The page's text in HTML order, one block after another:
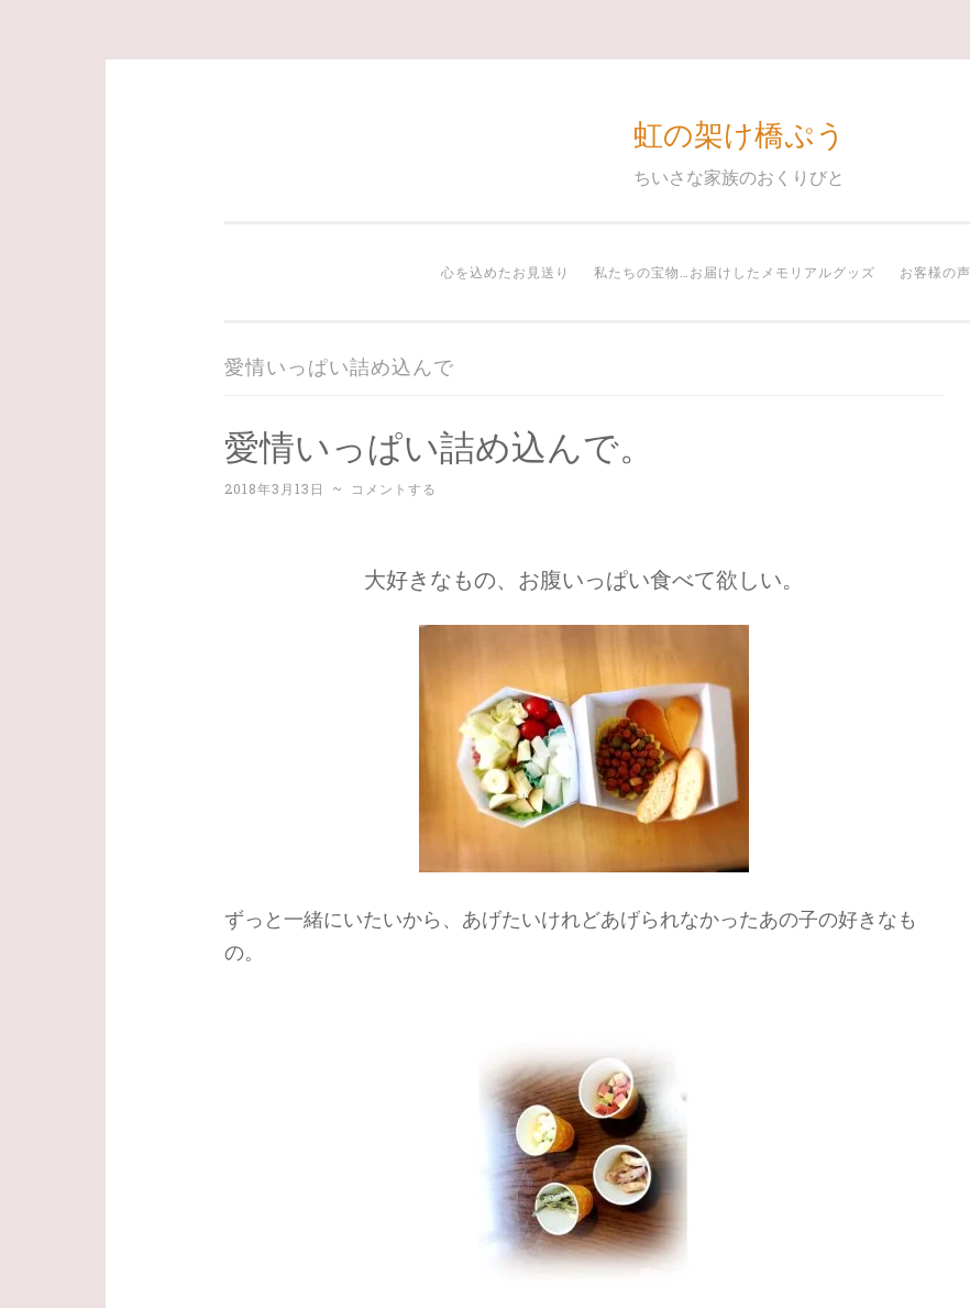
ッ
虹の架け橋ぷう
ちいさな家族のおくりびと
心を込めたお見送り 私たちの宝物…お届けしたメモリアルグッズ お客様の声
愛情いっぱい詰め込んで
愛情いっぱい詰め込んで。
2018年3月13日 ~ コメントする
大好きなもの、お腹いっぱい食べて欲しい。
ずっと一緒にいたいから、あげたいけれどあげられなかったあの子の好きなも
の。